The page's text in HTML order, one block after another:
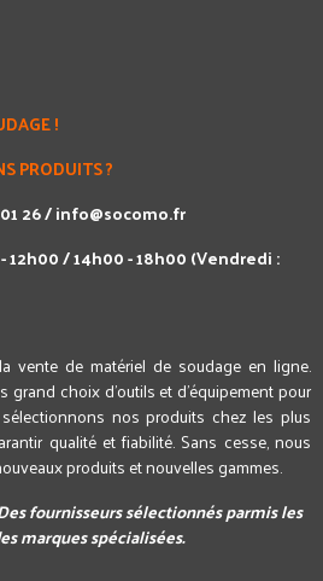
!
PRODUITS ?
26 /info@socomo.fr
/ 14h00 - 18h00 (Vendredi :
vente de matériel de soudage en ligne.
grand choix d'outils et d'équipement pour
nos produits chez les plus
qualité et fiabilité. Sans cesse, nous
produits et nouvelles gammes.
fournisseurs sélectionnés parmis les
marques spécialisées.